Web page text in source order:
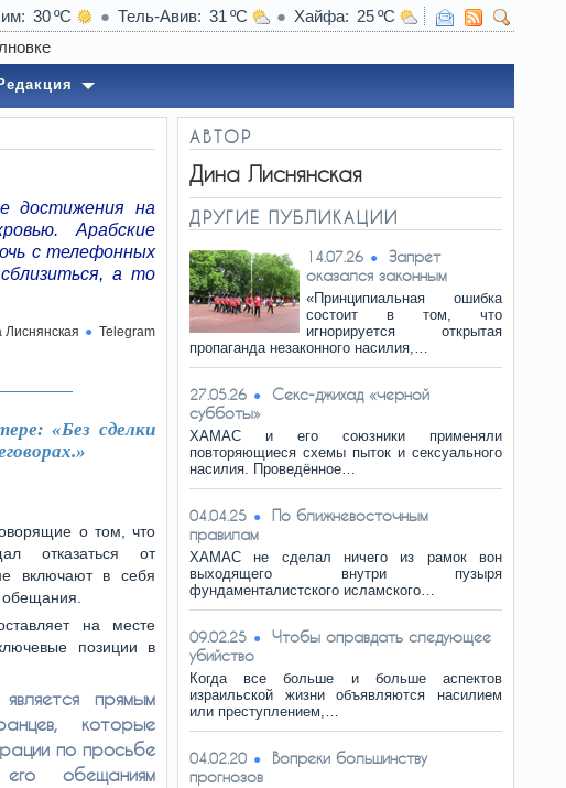
30 Тель-Авив 31 Хайфа 25
достижения на
Арабские
с телефонных
а то
Лиснянская Telegram
«Без сделки
о том, что
отказаться от
включают в себя
обещания.
на месте
позиции в
прямым
которые
по просьбе
обещаниям
АВТОР
Дина Лиснянская
ДРУГИЕ ПУБЛИКАЦИИ
14.07.26
Запрет
оказался законным
«Принципиальная ошибка
состоит в том, что
игнорируется открытая
пропаганда незаконного насилия,…
27.05.26
Ceкc-джихад «черной
субботы»
ХАМАС и его союзники применяли
повторяющиеся схемы пыток и сексуального
насилия. Проведённое…
04.04.25
По ближневосточным
правилам
ХАМАС не сделал ничего из рамок вон
выходящего внутри пузыря
фундаменталистского исламского…
09.02.25
Чтобы оправдать следующее
убийство
Когда все больше и больше аспектов
израильской жизни объявляются насилием
или преступлением,…
04.02.20
Вопреки большинству
прогнозов